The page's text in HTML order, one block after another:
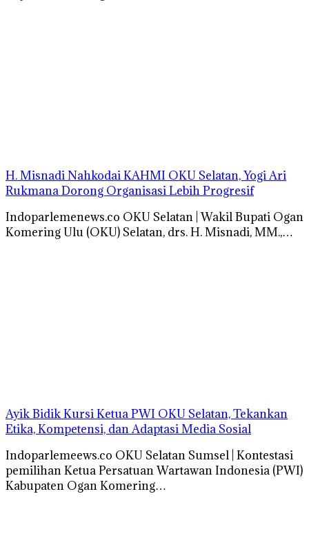
H. Misnadi Nahkodai KAHMI OKU Selatan, Yogi Ari
Rukmana Dorong Organisasi Lebih Progresif
Indoparlemenews.co OKU Selatan | Wakil Bupati Ogan
Komering Ulu (OKU) Selatan, drs. H. Misnadi, MM.,…
Ayik Bidik Kursi Ketua PWI OKU Selatan, Tekankan
Etika, Kompetensi, dan Adaptasi Media Sosial
Indoparlemeews.co OKU Selatan Sumsel | Kontestasi
pemilihan Ketua Persatuan Wartawan Indonesia (PWI)
Kabupaten Ogan Komering…